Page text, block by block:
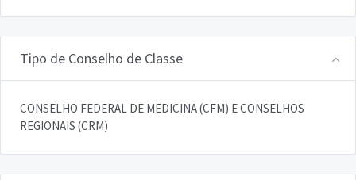
Tipo de Conselho de Classe
CONSELHO FEDERAL DE MEDICINA (CFM) E CONSELHOS
REGIONAIS (CRM)